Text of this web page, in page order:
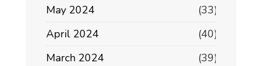
May 2024
(33)
April 2024
(40)
March 2024
(39)